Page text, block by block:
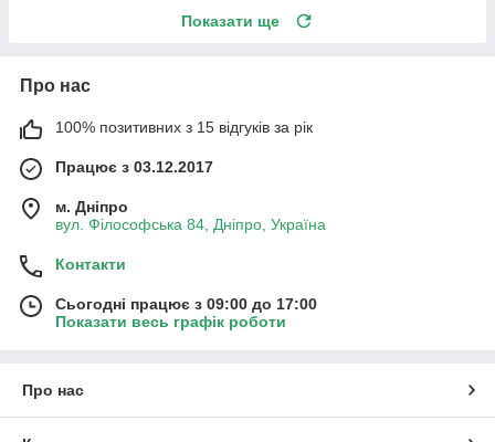
Показати ще
Про нас
100% позитивних з 15 відгуків за рік
Працює з 03.12.2017
м. Дніпро
вул. Філософська 84, Дніпро, Україна
Контакти
Сьогодні працює з 09:00 до 17:00
Показати весь графік роботи
Про нас